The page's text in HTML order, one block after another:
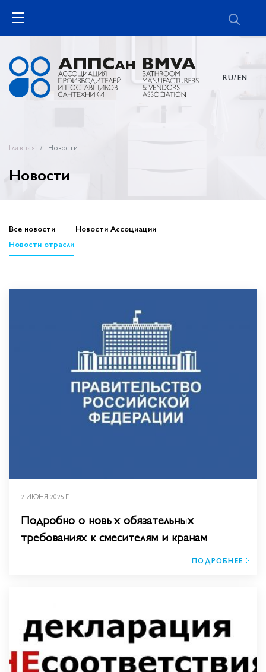
RU/EN
Главная Новости
Новости
Все новости
Новости Ассоциации
Новости отрасли
2 ИЮНЯ 2025 Г.
Подробно о новых обязательных
требованиях к смесителям и кранам
ПОДРОБНЕЕ